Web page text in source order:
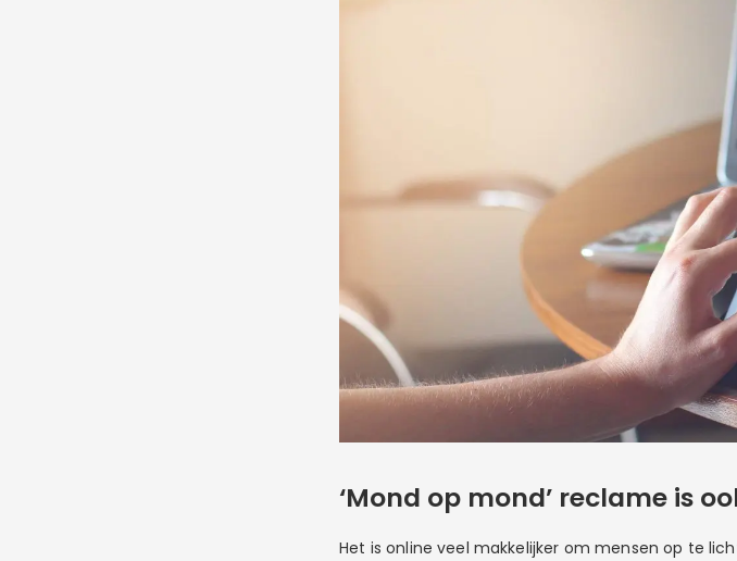
‘Mond op mond’ reclame is
Het is online veel makkelijker om mensen op te